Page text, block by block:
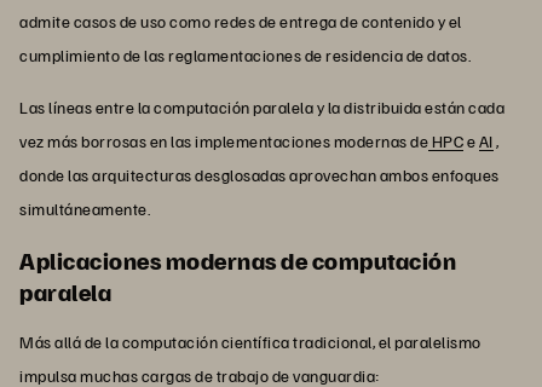
admite casos de uso como redes de entrega de contenido y el
cumplimiento de las reglamentaciones de residencia de datos.
Las líneas entre la computación paralela y la distribuida están cada
vez más borrosas en las implementaciones modernas deHPCeAI,
donde las arquitecturas desglosadas aprovechan ambos enfoques
simultáneamente.
Aplicaciones modernas de computación
paralela
Más allá de la computación científica tradicional, el paralelismo
impulsa muchas cargas de trabajo de vanguardia: